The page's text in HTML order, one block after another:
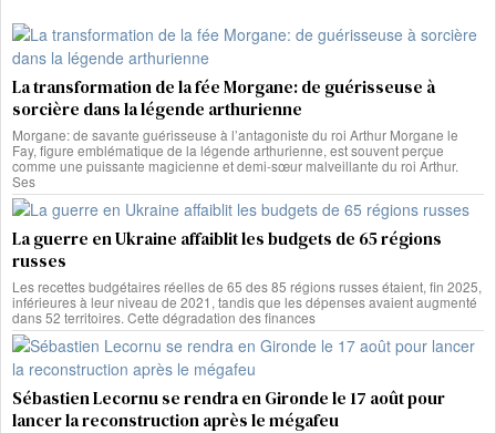
La transformation de la fée Morgane: de guérisseuse à
sorcière dans la légende arthurienne
Morgane: de savante guérisseuse à l’antagoniste du roi Arthur Morgane le
Fay, figure emblématique de la légende arthurienne, est souvent perçue
comme une puissante magicienne et demi-sœur malveillante du roi Arthur.
Ses
La guerre en Ukraine affaiblit les budgets de 65 régions
russes
Les recettes budgétaires réelles de 65 des 85 régions russes étaient, fin 2025,
inférieures à leur niveau de 2021, tandis que les dépenses avaient augmenté
dans 52 territoires. Cette dégradation des finances
Sébastien Lecornu se rendra en Gironde le 17 août pour
lancer la reconstruction après le mégafeu